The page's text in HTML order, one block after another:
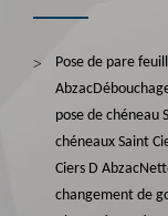
Pose de pare
Abzac
pose de chéneau
chéneaux Saint
Ciers D Abzac
changement de